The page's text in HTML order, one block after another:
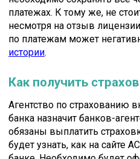
платежах. К тому же, не
несмотря на отзыв
по платежам может
истории.
Как получить
Агентство по страхованию
банка назначит банков-
обязаны выплатить
будет узнать, как на сайте